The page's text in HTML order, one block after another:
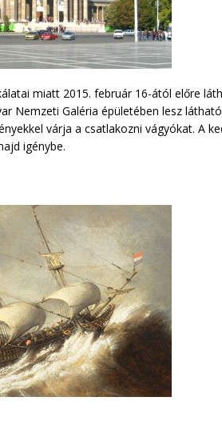
miatt 2015. február 16-ától előre
Nemzeti Galéria épületében lesz
várja a csatlakozni vágyókat. A
igénybe.